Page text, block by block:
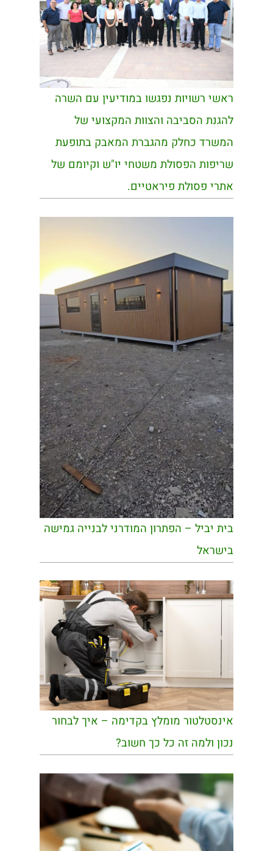
ראשי רשויות נפגשו במודיעין עם השרה
להגנת הסביבה והצוות המקצועי של
המשרד כחלק מהגברת המאבק בתופעת
שריפות הפסולת משטחי יו"ש וקיומם של
אתרי פסולת פיראטיים.
בית יביל – הפתרון המודרני לבנייה גמישה
בישראל
אינסטלטור מומלץ בקדימה – איך לבחור
נכון ולמה זה כל כך חשוב?